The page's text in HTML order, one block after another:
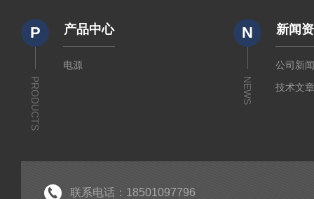
P
PRODUCTS
产品中心
电源
N
NEWS
新闻
公司新
技术文
联系电话：18501097796